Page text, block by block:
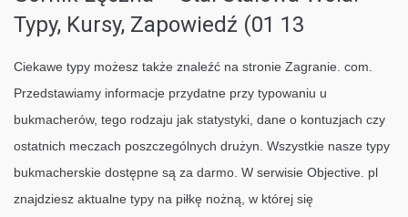
Typy, Kursy, Zapowiedź (01 13
Ciekawe typy możesz także znaleźć na stronie Zagranie. com.
Przedstawiamy informacje przydatne przy typowaniu u
bukmacherów, tego rodzaju jak statystyki, dane o kontuzjach czy
ostatnich meczach poszczególnych drużyn. Wszystkie nasze typy
bukmacherskie dostępne są za darmo. W serwisie Objective. pl
znajdziesz aktualne typy na piłkę nożną, w której się